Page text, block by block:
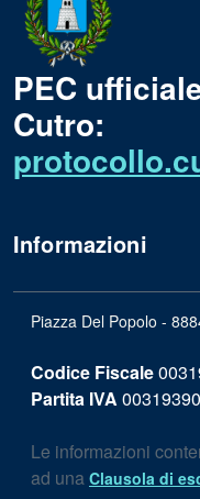
PEC
Cutro:
Informazioni
Piazza Del Popolo -
Codice Fiscale
Partita IVA
Le informazioni
ad una Clausola di